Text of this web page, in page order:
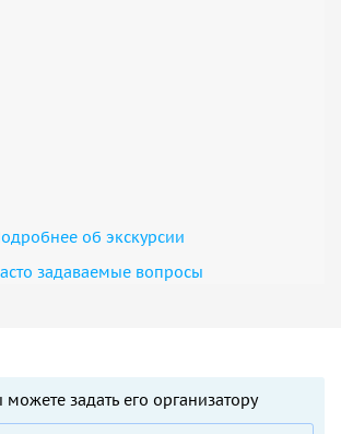
об экскурсии
задаваемые вопросы
можете задать его организатору